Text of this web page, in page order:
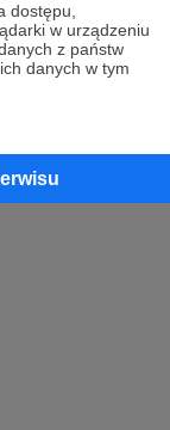
dostępu,
w urządzeniu
z państw
danych w tym